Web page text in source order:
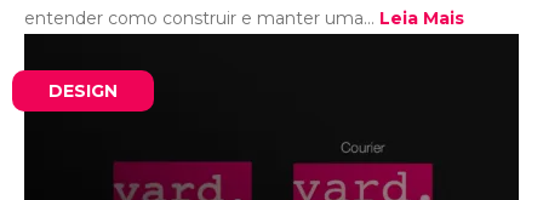
entender como construir e manter uma... Leia Mais
DESIGN